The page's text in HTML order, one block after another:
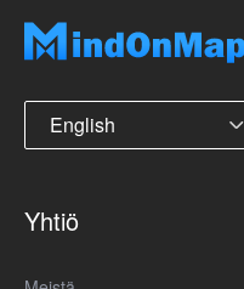
English
Yhtiö